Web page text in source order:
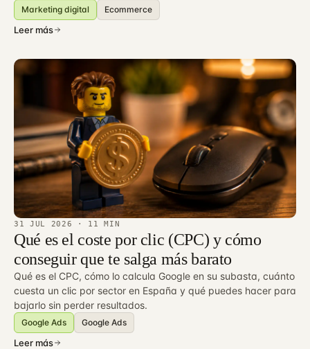
Marketing digital Ecommerce
Leer más
31 JUL 2026 · 11 MIN
Qué es el coste por clic (CPC) y cómo
conseguir que te salga más barato
Qué es el CPC, cómo lo calcula Google en su subasta, cuánto
cuesta un clic por sector en España y qué puedes hacer para
bajarlo sin perder resultados.
Google Ads Google Ads
Leer más